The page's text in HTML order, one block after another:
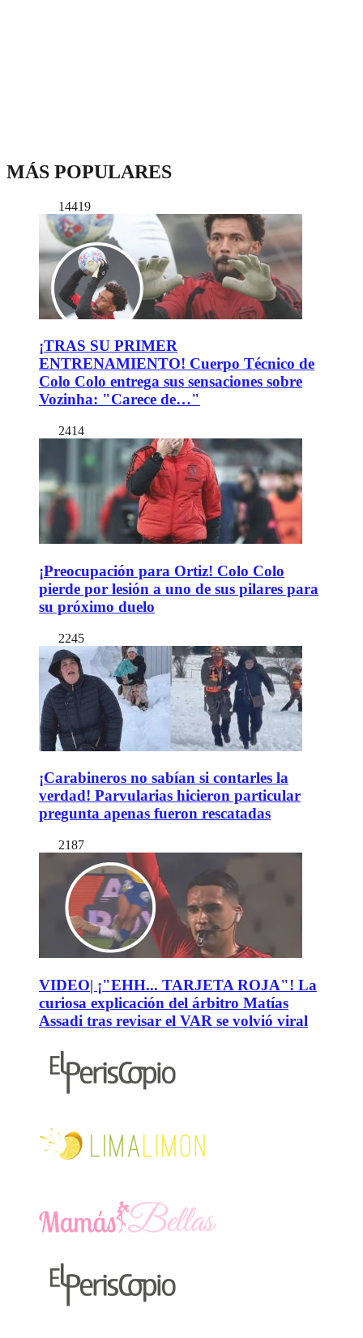
MÁS POPULARES
14419
¡TRAS SU PRIMER
ENTRENAMIENTO! Cuerpo Técnico de
Colo Colo entrega sus sensaciones sobre
Vozinha: "Carece de…"
2414
¡Preocupación para Ortiz! Colo Colo
pierde por lesión a uno de sus pilares para
su próximo duelo
2245
¡Carabineros no sabían si contarles la
verdad! Parvularias hicieron particular
pregunta apenas fueron rescatadas
2187
VIDEO| ¡"EHH... TARJETA ROJA"! La
curiosa explicación del árbitro Matías
Assadi tras revisar el VAR se volvió viral